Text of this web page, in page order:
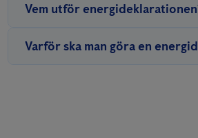
efter att huset tagits i bruk.
Vem utför
Varför ska man göra en